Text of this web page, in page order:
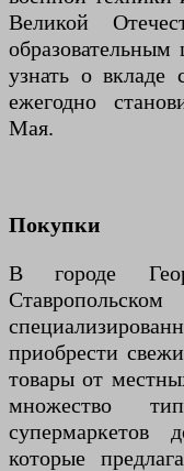
Великой
образовательным
узнать о вкладе
ежегодно
Мая.
Покупки
В городе
приобрести
товары от
множество
которые